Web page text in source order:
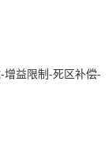
增益限制-死区补偿-